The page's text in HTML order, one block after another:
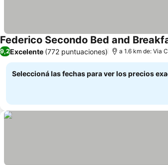
Federico Secondo Bed and
9,2Excelente (772 puntuaciones) a 1.6 km de: Via
Seleccioná las fechas para ver los precios